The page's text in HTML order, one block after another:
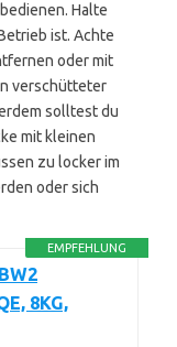
Halte
ist. Achte
oder mit
verschütteter
solltest du
mit kleinen
zu locker im
oder sich
EMPFEHLUNG
8KG,